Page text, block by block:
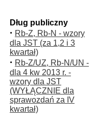
Dług publiczny
· Rb-Z, Rb-N - wzory
dla JST (za 1,2 i 3
kwartał)
· Rb-Z/UZ, Rb-N/UN -
dla 4 kw 2013 r. -
wzory dla JST
(WYŁĄCZNIE dla
sprawozdań za IV
kwartał)